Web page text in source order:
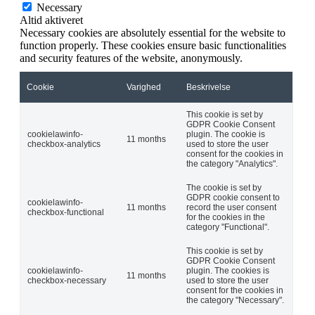
Necessary
Altid aktiveret
Necessary cookies are absolutely essential for the website to
function properly. These cookies ensure basic functionalities
and security features of the website, anonymously.
Cookie Varighed Beskrivelse
cookielawinfo-
checkbox-analytics
11 months
This cookie is set by
GDPR Cookie Consent
plugin. The cookie is
used to store the user
consent for the cookies in
the category "Analytics".
cookielawinfo-
checkbox-functional
11 months
The cookie is set by
GDPR cookie consent to
record the user consent
for the cookies in the
category "Functional".
cookielawinfo-
checkbox-necessary
11 months
This cookie is set by
GDPR Cookie Consent
plugin. The cookies is
used to store the user
consent for the cookies in
the category "Necessary".